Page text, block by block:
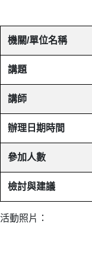
機關/單位名稱
講題
講師
辦理日期時間
參加人數
檢討與建議
活動照片：